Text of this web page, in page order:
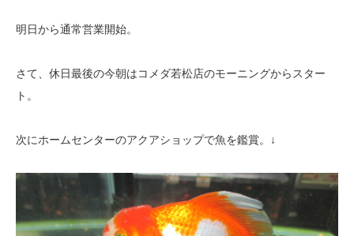
明日から通常営業開始。
さて、休日最後の今朝はコメダ若松店のモーニングからスター
ト。
次にホームセンターのアクアショップで魚を鑑賞。↓